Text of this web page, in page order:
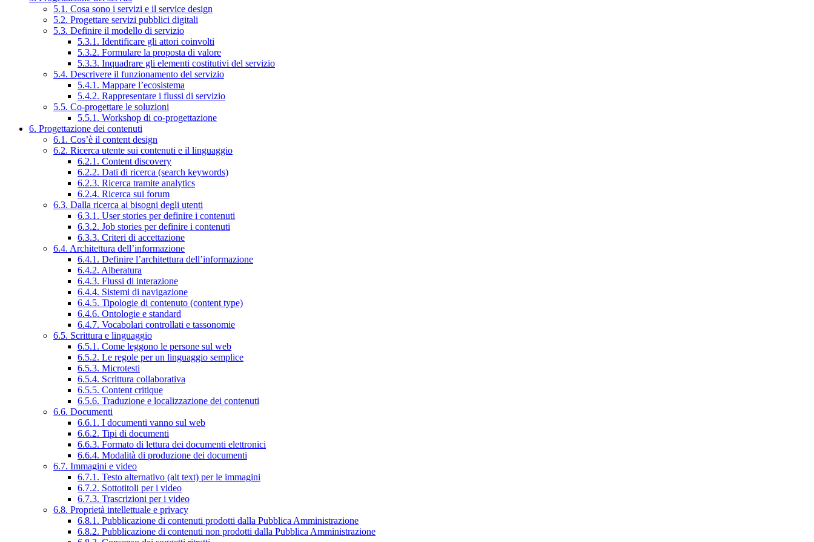
5.1. Cosa sono i servizi e il service design
5.2. Progettare servizi pubblici digitali
5.3. Definire il modello di servizio
5.3.1. Identificare gli attori coinvolti
5.3.2. Formulare la proposta di valore
5.3.3. Inquadrare gli elementi costitutivi del servizio
5.4. Descrivere il funzionamento del servizio
5.4.1. Mappare l’ecosistema
5.4.2. Rappresentare i flussi di servizio
5.5. Co-progettare le soluzioni
5.5.1. Workshop di co-progettazione
6. Progettazione dei contenuti
6.1. Cos’è il content design
6.2. Ricerca utente sui contenuti e il linguaggio
6.2.1. Content discovery
6.2.2. Dati di ricerca (search keywords)
6.2.3. Ricerca tramite analytics
6.2.4. Ricerca sui forum
6.3. Dalla ricerca ai bisogni degli utenti
6.3.1. User stories per definire i contenuti
6.3.2. Job stories per definire i contenuti
6.3.3. Criteri di accettazione
6.4. Architettura dell’informazione
6.4.1. Definire l’architettura dell’informazione
6.4.2. Alberatura
6.4.3. Flussi di interazione
6.4.4. Sistemi di navigazione
6.4.5. Tipologie di contenuto (content type)
6.4.6. Ontologie e standard
6.4.7. Vocabolari controllati e tassonomie
6.5. Scrittura e linguaggio
6.5.1. Come leggono le persone sul web
6.5.2. Le regole per un linguaggio semplice
6.5.3. Microtesti
6.5.4. Scrittura collaborativa
6.5.5. Content critique
6.5.6. Traduzione e localizzazione dei contenuti
6.6. Documenti
6.6.1. I documenti vanno sul web
6.6.2. Tipi di documenti
6.6.3. Formato di lettura dei documenti elettronici
6.6.4. Modalità di produzione dei documenti
6.7. Immagini e video
6.7.1. Testo alternativo (alt text) per le immagini
6.7.2. Sottotitoli per i video
6.7.3. Trascrizioni per i video
6.8. Proprietà intellettuale e privacy
6.8.1. Pubblicazione di contenuti prodotti dalla Pubblica Amministrazione
6.8.2. Pubblicazione di contenuti non prodotti dalla Pubblica Amministrazione